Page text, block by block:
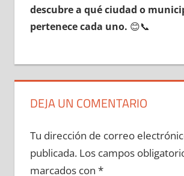
descubre а qué ciudad ο
pertenece cada uno. 😊📞
DEJA UN COMENTARIO
Tu dirección de correo
publicada. Los campos
marcados con *